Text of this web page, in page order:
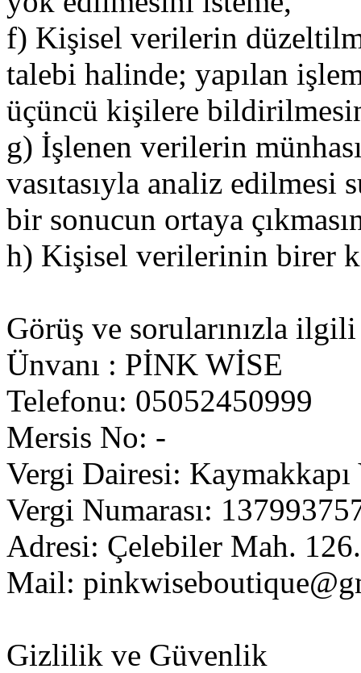
f) Kişisel verilerin
talebi halinde; yapılan
üçüncü kişilere
g) İşlenen verilerin
vasıtasıyla analiz
bir sonucun ortaya
h) Kişisel verilerinin birer
Görüş ve sorularınızla
Ünvanı : PİNK WİSE
Telefonu: 05052450999
Mersis No: -
Vergi Dairesi:
Vergi Numarası:
Adresi: Çelebiler Mah.
Mail:
Gizlilik ve Güvenlik